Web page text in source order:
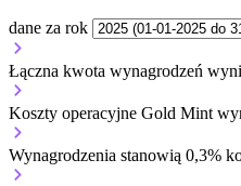
dane za rok
Łączna kwota wynagrodzeń
Koszty operacyjne Gold Mint
Wynagrodzenia stanowią 0,3%